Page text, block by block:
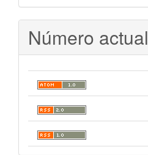
Número actual